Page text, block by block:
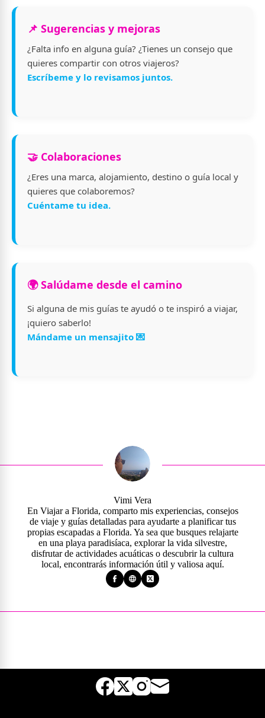
📌 Sugerencias y mejoras
¿Falta info en alguna guía? ¿Tienes un consejo que
quieres compartir con otros viajeros?
Escríbeme y lo revisamos juntos.
🤝 Colaboraciones
¿Eres una marca, alojamiento, destino o guía local y
quieres que colaboremos?
Cuéntame tu idea.
🌍 Salúdame desde el camino
Si alguna de mis guías te ayudó o te inspiró a viajar,
¡quiero saberlo!
Mándame un mensajito 💌
Vimi Vera
En Viajar a Florida, comparto mis experiencias, consejos
de viaje y guías detalladas para ayudarte a planificar tus
propias escapadas a Florida. Ya sea que busques relajarte
en una playa paradisíaca, explorar la vida silvestre,
disfrutar de actividades acuáticas o descubrir la cultura
local, encontrarás información útil y valiosa aquí.